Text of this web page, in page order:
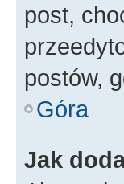
post,
postów,
Góra
Jak